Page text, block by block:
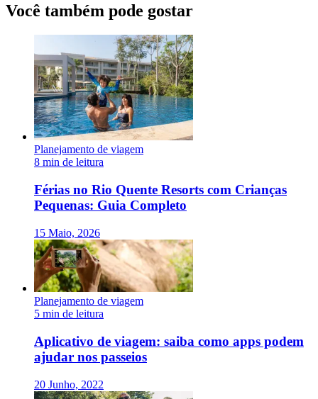
Você também pode gostar
Planejamento de viagem
8 min de leitura
Férias no Rio Quente Resorts com Crianças
Pequenas: Guia Completo
15 Maio, 2026
Planejamento de viagem
5 min de leitura
Aplicativo de viagem: saiba como apps podem
ajudar nos passeios
20 Junho, 2022